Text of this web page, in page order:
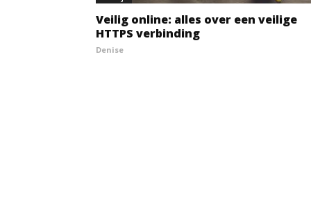
Veilig online: alles over een veilige
HTTPS verbinding
Denise